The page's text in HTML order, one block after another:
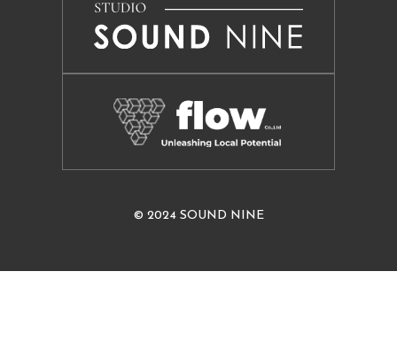
© 2024 SOUND NINE